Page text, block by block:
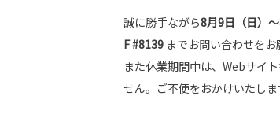
誠に勝手ながら8月9日（日）〜
F #8139 までお問い合わせをお
また休業期間中は、Webサイ
せん。ご不便をおかけいたし